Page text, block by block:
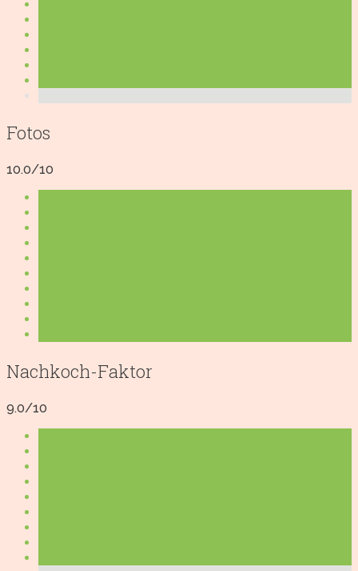
Fotos
10.0/10
Nachkoch-Faktor
9.0/10